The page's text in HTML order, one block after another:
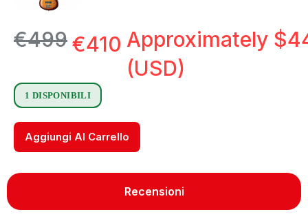
€499€410 Approximately $
(USD)
1 DISPONIBILI
Aggiungi Al Carrello
Recensioni